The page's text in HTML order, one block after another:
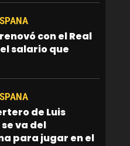
con el Real
salario que
de Luis
va del
para jugar en el